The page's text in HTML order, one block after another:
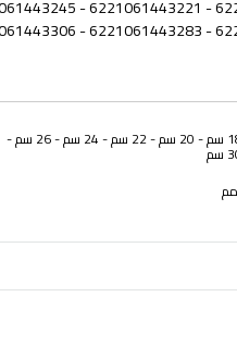
16 سم - 18 سم - 20 سم - 22 سم - 24 سم - 26 سم -